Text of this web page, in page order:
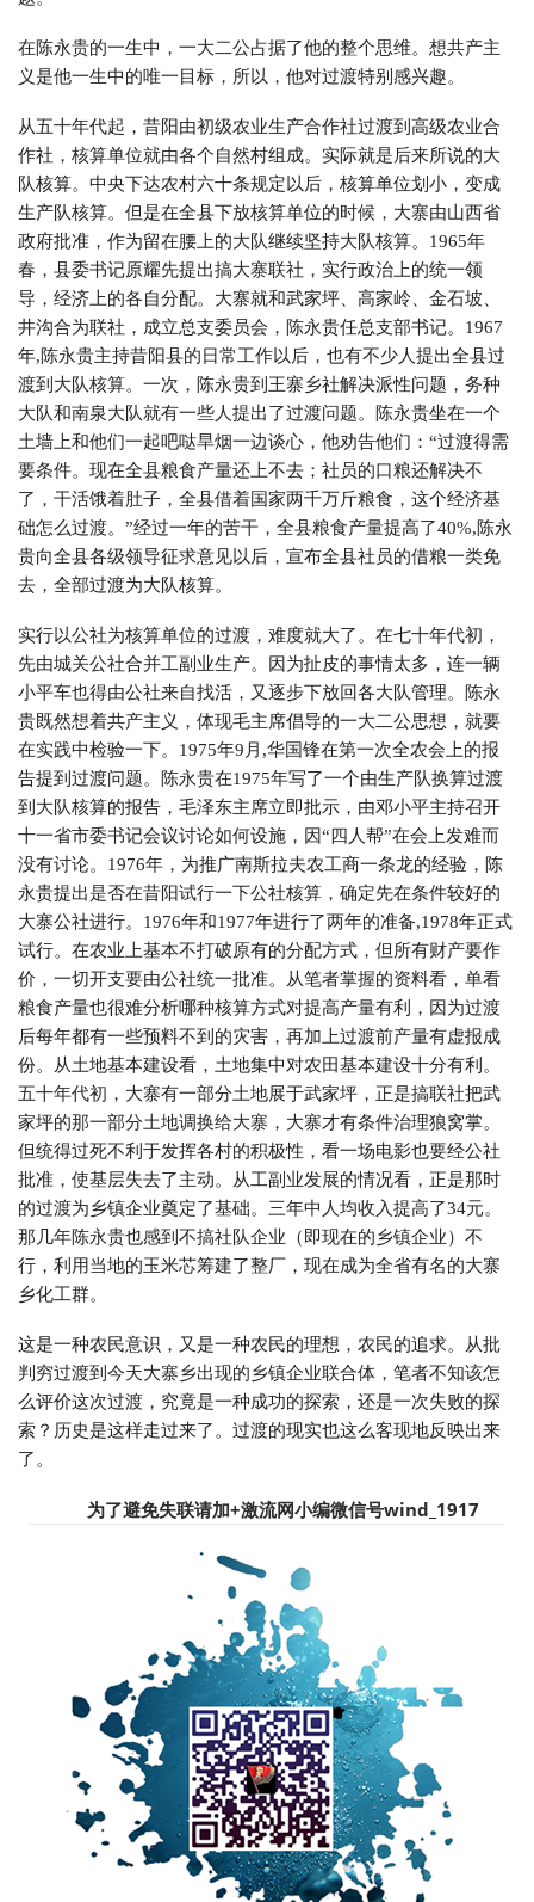
在陈永贵的一生中，一大二公占据了他的整个思维。想共产主
义是他一生中的唯一目标，所以，他对过渡特别感兴趣。
从五十年代起，昔阳由初级农业生产合作社过渡到高级农业合
作社，核算单位就由各个自然村组成。实际就是后来所说的大
队核算。中央下达农村六十条规定以后，核算单位划小，变成
生产队核算。但是在全县下放核算单位的时候，大寨由山西省
政府批准，作为留在腰上的大队继续坚持大队核算。1965年
春，县委书记原耀先提出搞大寨联社，实行政治上的统一领
导，经济上的各自分配。大寨就和武家坪、高家岭、金石坡、
井沟合为联社，成立总支委员会，陈永贵任总支部书记。1967
年,陈永贵主持昔阳县的日常工作以后，也有不少人提出全县过
渡到大队核算。一次，陈永贵到王寨乡社解决派性问题，务种
大队和南泉大队就有一些人提出了过渡问题。陈永贵坐在一个
土墙上和他们一起吧哒旱烟一边谈心，他劝告他们：“过渡得需
要条件。现在全县粮食产量还上不去；社员的口粮还解决不
了，干活饿着肚子，全县借着国家两千万斤粮食，这个经济基
础怎么过渡。”经过一年的苦干，全县粮食产量提高了40%,陈永
贵向全县各级领导征求意见以后，宣布全县社员的借粮一类免
去，全部过渡为大队核算。
实行以公社为核算单位的过渡，难度就大了。在七十年代初，
先由城关公社合并工副业生产。因为扯皮的事情太多，连一辆
小平车也得由公社来自找活，又逐步下放回各大队管理。陈永
贵既然想着共产主义，体现毛主席倡导的一大二公思想，就要
在实践中检验一下。1975年9月,华国锋在第一次全农会上的报
告提到过渡问题。陈永贵在1975年写了一个由生产队换算过渡
到大队核算的报告，毛泽东主席立即批示，由邓小平主持召开
十一省市委书记会议讨论如何设施，因“四人帮”在会上发难而
没有讨论。1976年，为推广南斯拉夫农工商一条龙的经验，陈
永贵提出是否在昔阳试行一下公社核算，确定先在条件较好的
大寨公社进行。1976年和1977年进行了两年的准备,1978年正式
试行。在农业上基本不打破原有的分配方式，但所有财产要作
价，一切开支要由公社统一批准。从笔者掌握的资料看，单看
粮食产量也很难分析哪种核算方式对提高产量有利，因为过渡
后每年都有一些预料不到的灾害，再加上过渡前产量有虚报成
份。从土地基本建设看，土地集中对农田基本建设十分有利。
五十年代初，大寨有一部分土地展于武家坪，正是搞联社把武
家坪的那一部分土地调换给大寨，大寨才有条件治理狼窝掌。
但统得过死不利于发挥各村的积极性，看一场电影也要经公社
批准，使基层失去了主动。从工副业发展的情况看，正是那时
的过渡为乡镇企业奠定了基础。三年中人均收入提高了34元。
那几年陈永贵也感到不搞社队企业（即现在的乡镇企业）不
行，利用当地的玉米芯筹建了整厂，现在成为全省有名的大寨
乡化工群。
这是一种农民意识，又是一种农民的理想，农民的追求。从批
判穷过渡到今天大寨乡出现的乡镇企业联合体，笔者不知该怎
么评价这次过渡，究竟是一种成功的探索，还是一次失败的探
索？历史是这样走过来了。过渡的现实也这么客现地反映出来
了。
为了避免失联请加+激流网小编微信号wind_1917